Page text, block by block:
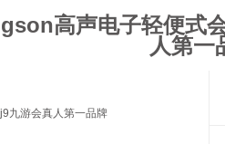
gson高声电子轻便式
人第一
j9九游会真人第一品牌